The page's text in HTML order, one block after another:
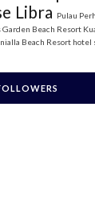
Libra Pulau
Garden Beach Resort
Beach Resort hotel